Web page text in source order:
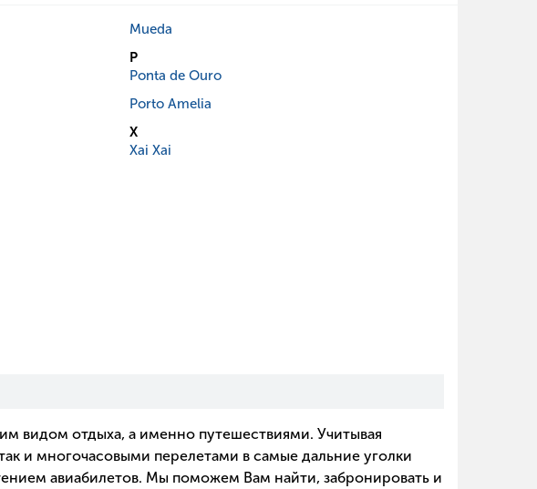
Mueda
P
Ponta de Ouro
Porto Amelia
X
Xai Xai
видом отдыха, а именно путешествиями. Учитывая
и многочасовыми перелетами в самые дальние уголки
авиабилетов. Мы поможем Вам найти, забронировать и